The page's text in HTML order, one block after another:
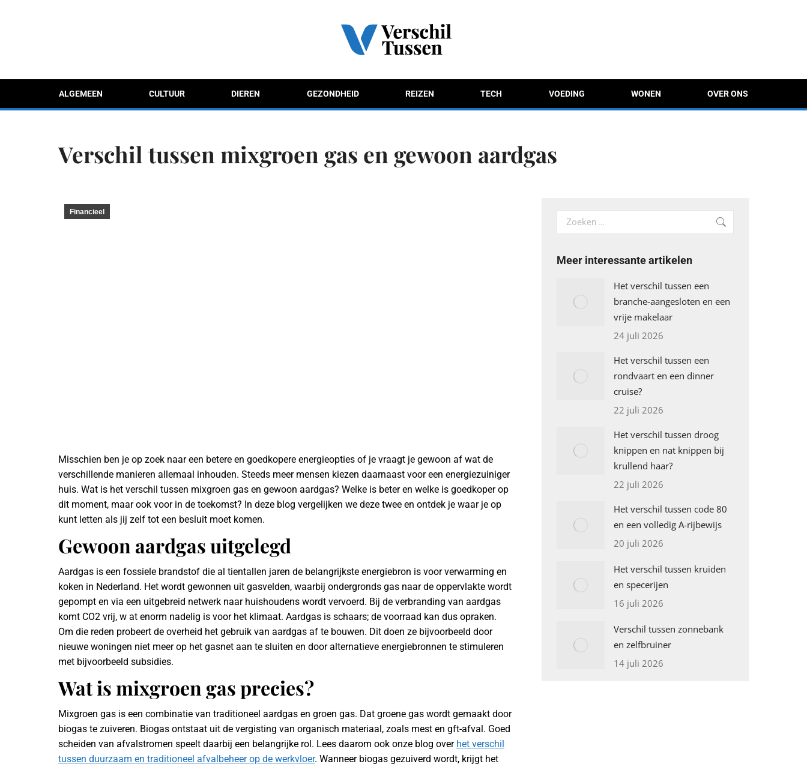
ALGEMEEN CULTUUR DIEREN GEZONDHEID REIZEN TECH VOEDING WONEN OVER ONS
Verschil tussen mixgroen gas en gewoon aardgas
Financieel
Misschien ben je op zoek naar een betere en goedkopere energieopties of je vraagt je gewoon af wat de
verschillende manieren allemaal inhouden. Steeds meer mensen kiezen daarnaast voor een energiezuiniger
huis. Wat is het verschil tussen mixgroen gas en gewoon aardgas? Welke is beter en welke is goedkoper op
dit moment, maar ook voor in de toekomst? In deze blog vergelijken we deze twee en ontdek je waar je op
kunt letten als jij zelf tot een besluit moet komen.
Gewoon aardgas uitgelegd
Aardgas is een fossiele brandstof die al tientallen jaren de belangrijkste energiebron is voor verwarming en
koken in Nederland. Het wordt gewonnen uit gasvelden, waarbij ondergronds gas naar de oppervlakte wordt
gepompt en via een uitgebreid netwerk naar huishoudens wordt vervoerd. Bij de verbranding van aardgas
komt CO2 vrij, w at enorm nadelig is voor het klimaat. Aardgas is schaars; de voorraad kan dus opraken.
Om die reden probeert de overheid het gebruik van aardgas af te bouwen. Dit doen ze bijvoorbeeld door
nieuwe woningen niet meer op het gasnet aan te sluiten en door alternatieve energiebronnen te stimuleren
met bijvoorbeeld subsidies.
Wat is mixgroen gas precies?
Mixgroen gas is een combinatie van traditioneel aardgas en groen gas. Dat groene gas wordt gemaakt door
biogas te zuiveren. Biogas ontstaat uit de vergisting van organisch materiaal, zoals mest en gft-afval. Goed
scheiden van afvalstromen speelt daarbij een belangrijke rol. Lees daarom ook onze blog over het verschil
tussen duurzaam en traditioneel afvalbeheer op de werkvloer. Wanneer biogas gezuiverd wordt, krijgt het
Search:
Meer interessante artikelen
Het verschil tussen een
branche-aangesloten en een
vrije makelaar
24 juli 2026
Het verschil tussen een
rondvaart en een dinner
cruise?
22 juli 2026
Het verschil tussen droog
knippen en nat knippen bij
krullend haar?
22 juli 2026
Het verschil tussen code 80
en een volledig A-rijbewijs
20 juli 2026
Het verschil tussen kruiden
en specerijen
16 juli 2026
Verschil tussen zonnebank
en zelfbruiner
14 juli 2026